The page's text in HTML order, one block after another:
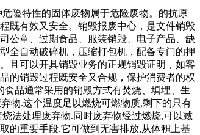
险特性的固体废物属于危险废物。的抗原
既有效又安全。销毁报废中心，是文件销毁
公章、过期食品、服装销毁、电子产品、缺
全自动破碎机，压缩打包机，配备专门的押
且可以开具销毁业务的正规销毁证明，如客
的销毁过程既安全又合规，保护消费者的权
品通常采用的销毁方式有焚烧、填埋、生
物.这个温度足以燃烧可燃物质,剩下的只有
法处理废弃物.同时废弃物经过燃烧,可以减
的重要手段.它可做到无害排放,从体积上基